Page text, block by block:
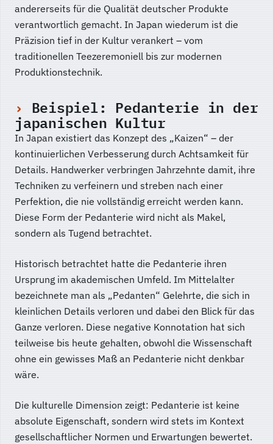
andererseits für die Qualität deutscher Produkte
verantwortlich gemacht. In Japan wiederum ist die
Präzision tief in der Kultur verankert – vom
traditionellen Teezeremoniell bis zur modernen
Produktionstechnik.
Beispiel: Pedanterie in der
japanischen Kultur
In Japan existiert das Konzept des „Kaizen“ – der
kontinuierlichen Verbesserung durch Achtsamkeit für
Details. Handwerker verbringen Jahrzehnte damit, ihre
Techniken zu verfeinern und streben nach einer
Perfektion, die nie vollständig erreicht werden kann.
Diese Form der Pedanterie wird nicht als Makel,
sondern als Tugend betrachtet.
Historisch betrachtet hatte die Pedanterie ihren
Ursprung im akademischen Umfeld. Im Mittelalter
bezeichnete man als „Pedanten“ Gelehrte, die sich in
kleinlichen Details verloren und dabei den Blick für das
Ganze verloren. Diese negative Konnotation hat sich
teilweise bis heute gehalten, obwohl die Wissenschaft
ohne ein gewisses Maß an Pedanterie nicht denkbar
wäre.
Die kulturelle Dimension zeigt: Pedanterie ist keine
absolute Eigenschaft, sondern wird stets im Kontext
gesellschaftlicher Normen und Erwartungen bewertet.